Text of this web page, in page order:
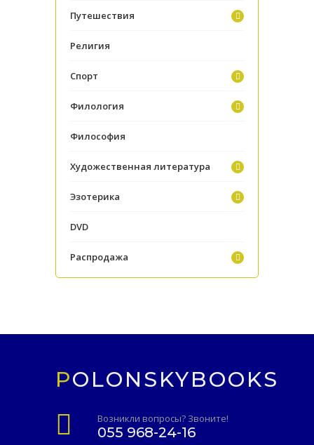
Путешествия
Религия
Спорт
Филология
Философия
Художественная литература
Эзотерика
DVD
Распродажа
POLONSKYBOOKS
Возникли вопросы? Звоните!
055 968-24-16